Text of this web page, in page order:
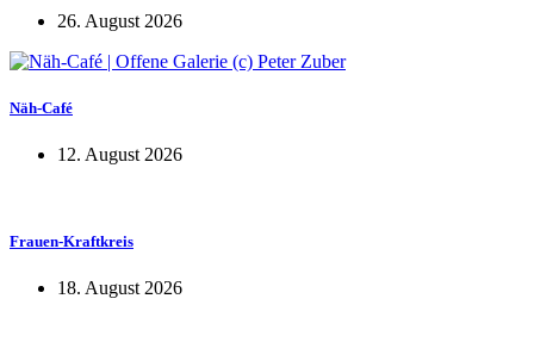
26. August 2026
Näh-Café
12. August 2026
Frauen-Kraftkreis
18. August 2026